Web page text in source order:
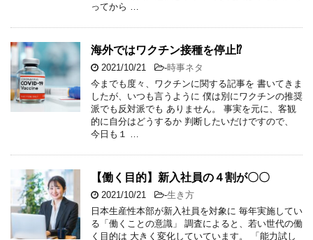
ってから …
海外ではワクチン接種を停止⁉
2021/10/21 -時事ネタ
今までも度々、ワクチンに関する記事を 書いてきま
したが、いつも言うように 僕は別にワクチンの推奨
派でも反対派でも ありません。 事実を元に、客観
的に自分はどうするか 判断したいだけですので、
今日も１ …
【働く目的】新入社員の４割が〇〇
2021/10/21 -生き方
日本生産性本部が新入社員を対象に 毎年実施してい
る「働くことの意識」 調査によると、若い世代の働
く目的は 大きく変化していています。 「能力試し